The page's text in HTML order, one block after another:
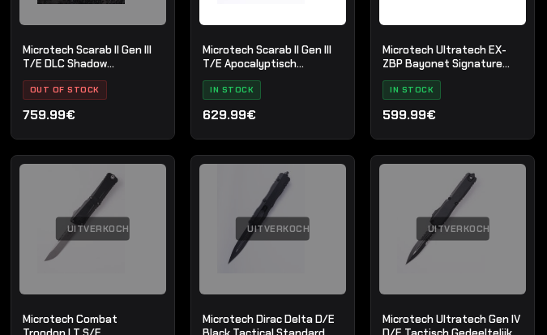
Microtech Scarab II Gen III
T/E DLC Shadow
Signature-serie
OUT OF STOCK
759.99€
Microtech Scarab II Gen III
T/E Apocalyptisch
Standaard Blauw
IN STOCK
629.99€
Microtech Ultratech EX-
ZBP Bayonet Signature
Series Natural Clear
Apocalyptic Standard
IN STOCK
599.99€
UITVERKOCHT
Microtech Combat
UITVERKOCHT
Microtech Dirac Delta D/E
UITVERKOCHT
Microtech Ultratech Gen IV